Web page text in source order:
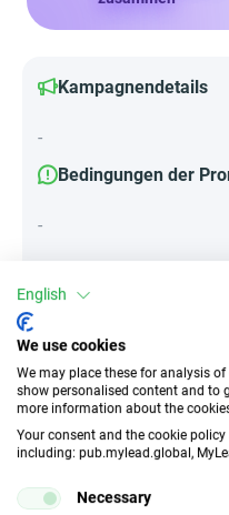
Kampagnendetails
-
Bedingungen der
-
Mobile Geräte
Traffic-Typ
Incentivierter Traffic
English
We use cookies
We may place these for analysis
show personalised content and to
more information about the
Your consent and the cookie
including: pub.mylead.global,
Necessary